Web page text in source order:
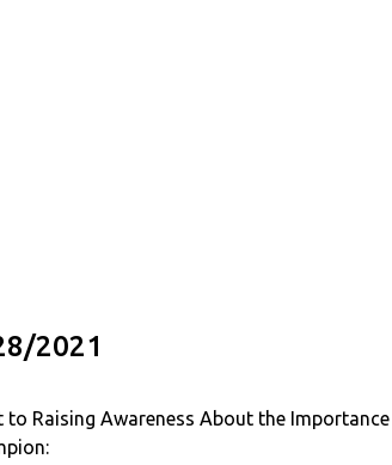
2021
Raising Awareness About the